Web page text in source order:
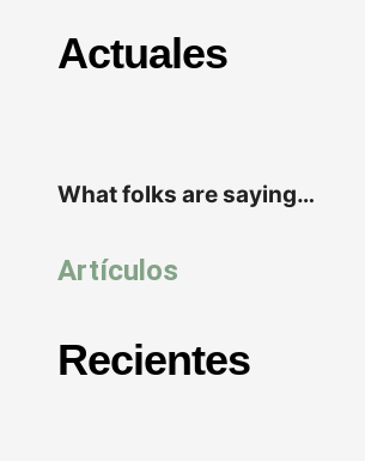
Actuales
What folks are saying…
Artículos
Recientes